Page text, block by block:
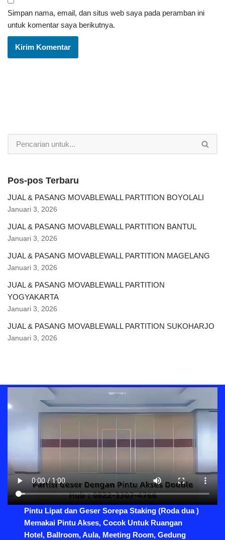
Simpan nama, email, dan situs web saya pada peramban ini
untuk komentar saya berikutnya.
Pos-pos Terbaru
JUAL & PASANG MOVABLEWALL PARTITION BOYOLALI
Januari 3, 2026
JUAL & PASANG MOVABLEWALL PARTITION BANTUL
Januari 3, 2026
JUAL & PASANG MOVABLEWALL PARTITION MAGELANG
Januari 3, 2026
JUAL & PASANG MOVABLEWALL PARTITION
YOGYAKARTA
Januari 3, 2026
JUAL & PASANG MOVABLEWALL PARTITION SUKOHARJO
Januari 3, 2026
Pintu Lipat dan Geser Sorepa Staking (Roda dua )
Memakai Pintu Akses, Cocok Untuk Ruangan
Hotel, Ballroom, Aula, Meeting Room, Gedung